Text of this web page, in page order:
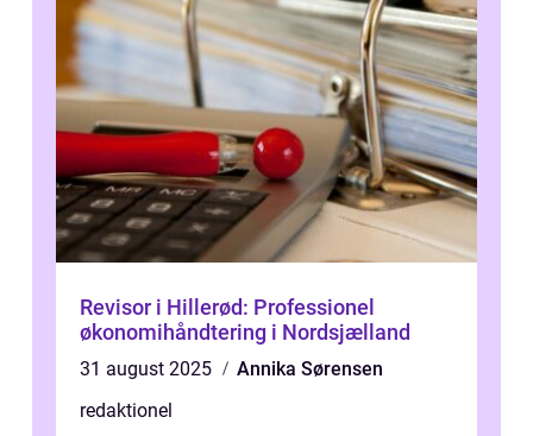
Revisor i Hillerød: Professionel
økonomihåndtering i Nordsjælland
31 august 2025
Annika Sørensen
redaktionel